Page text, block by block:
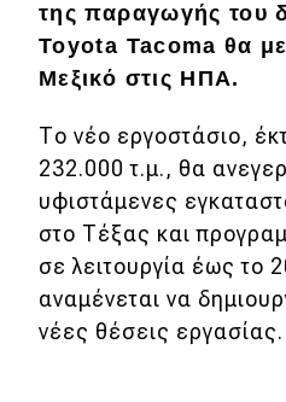
Πρωτότυπα
Ελλάδα
Κόσμος
Τεχνολογία
Ασφάλεια
Αγορά
Απόψεις
της παραγωγής του
Toyota Tacoma θα
Μεξικό στις ΗΠΑ.
Το νέο εργοστάσιο,
232.000 τ.μ., θα
υφιστάμενες
στο Τέξας και
σε λειτουργία έως το
αναμένεται να
νέες θέσεις εργασίας.